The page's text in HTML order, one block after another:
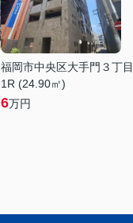
福岡市中央区大手門３丁目
1R (24.90㎡)
6万円